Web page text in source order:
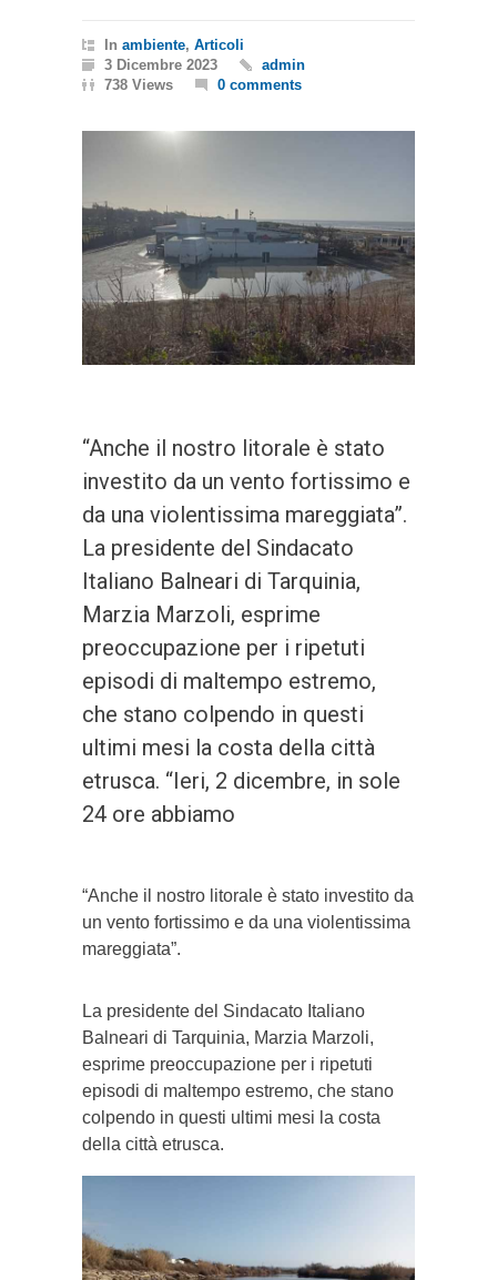
In ambiente, Articoli
3 Dicembre 2023
admin
738 Views
0 comments
“Anche il nostro litorale è stato
investito da un vento fortissimo e
da una violentissima mareggiata”.
La presidente del Sindacato
Italiano Balneari di Tarquinia,
Marzia Marzoli, esprime
preoccupazione per i ripetuti
episodi di maltempo estremo,
che stano colpendo in questi
ultimi mesi la costa della città
etrusca. “Ieri, 2 dicembre, in sole
24 ore abbiamo
“Anche il nostro litorale è stato investito da
un vento fortissimo e da una violentissima
mareggiata”.
La presidente del Sindacato Italiano
Balneari di Tarquinia, Marzia Marzoli,
esprime preoccupazione per i ripetuti
episodi di maltempo estremo, che stano
colpendo in questi ultimi mesi la costa
della città etrusca.